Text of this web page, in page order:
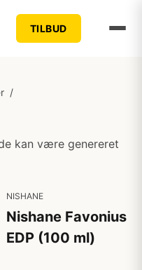
TILBUD
/
kan være genereret
NISHANE
Nishane Favonius
EDP (100 ml)